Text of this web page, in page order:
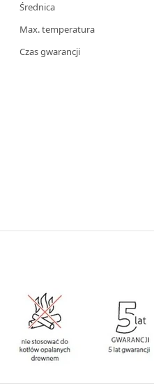
Średnica
Max. temperatura
Czas gwarancji